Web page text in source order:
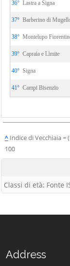
36° Lastra a Signa
37° Barberino di
38° Montelupo
39° Capraia e Limite
40° Signa
41° Campi Bisenzio
^ Indice di Vecchiaia
100
Classi di età: Fonte
Address